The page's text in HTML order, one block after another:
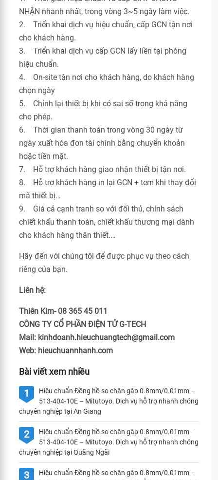
NHẬN nhanh nhất, trong vòng 3~5 ngày làm việc.
2. Triển khai dịch vụ hiệu chuẩn, cấp GCN tận nơi
cho khách hàng.
3. Triển khai dịch vụ cấp GCN lấy liền tại phòng
hiệu chuẩn.
4. On-site tận nơi cho khách hàng, do khách hàng
chọn ngày
5. Chỉnh lại thiết bị khi có sai số trong khả năng
cho phép.
6. Thời gian thanh toán trong vòng 30 ngày từ
ngày xuất hóa đơn tài chính bằng chuyển khoản
hoặc tiền mặt.
7. Hỗ trợ khách hàng giao nhận thiết bị tận nơi.
8. Hỗ trợ khách hàng in lại GCN + tem khi thay đổi
mã thiết bị…
9. Giá cả cạnh tranh so với đối thủ, chính sách
chiết khấu thanh toán, chiết khấu thương mại dành
cho khách hàng thân thiết.…
Hãy đến với chúng tôi để được phục vụ theo cách
riêng của bạn.
Liên hệ:
Thiên Kim- 08 365 45 011
CÔNG TY CỔ PHẦN ĐIỆN TỬ G-TECH
Mail: kinhdoanh.hieuchuangtech@gmail.com
Web: hieuchuannhanh.com
Bài viết xem nhiều
1
Hiệu chuẩn Đồng hồ so chân gập 0.8mm/0.01mm –
513-404-10E – Mitutoyo. Dịch vụ hỗ trợ nhanh chóng
chuyên nghiệp tại An Giang
2
Hiệu chuẩn Đồng hồ so chân gập 0.8mm/0.01mm –
513-404-10E – Mitutoyo. Dịch vụ hỗ trợ nhanh chóng
chuyên nghiệp tại Quãng Ngãi
3
Hiệu chuẩn Đồng hồ so chân gập 0.8mm/0.01mm –